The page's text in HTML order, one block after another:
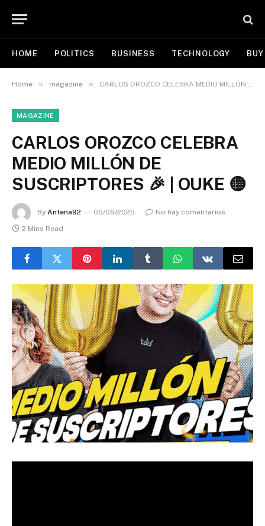
HOME POLITICS BUSINESS TECHNOLOGY
Home » magazine » CARLOS OROZCO CELEBRA MEDIO MILLÓN DE SUSCRIPTORES 🎉 | OUKE 🟡
MAGAZINE
CARLOS OROZCO CELEBRA
MEDIO MILLÓN DE
SUSCRIPTORES 🎉 | OUKE 🟡
By Antena92 05/06/2025
No hay comentarios
2 Mins Read